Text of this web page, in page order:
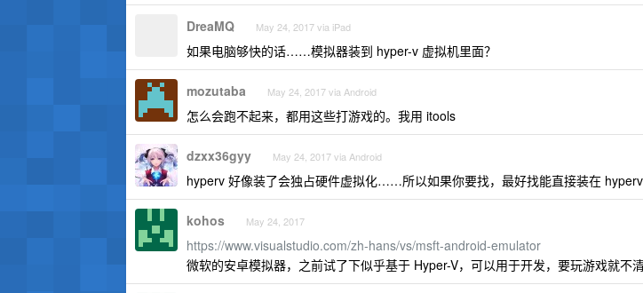
DreaMQ May 24, 2017 via iPad
如果电脑够快的话……模拟器装到 hyper-v 虚拟机里面？
mozutaba May 24, 2017 via Android
怎么会跑不起来，都用这些打游戏的。我用 itools
dzxx36gyy May 24, 2017 via Android
hyperv 好像装了会独占硬件虚拟化……所以如果你要找，最好找能直接装在
kohos May 24, 2017
https://www.visualstudio.com/zh-hans/vs/msft-android-emulator
微软的安卓模拟器，之前试了下似乎基于 Hyper-V，可以用于开发，要玩游戏就不